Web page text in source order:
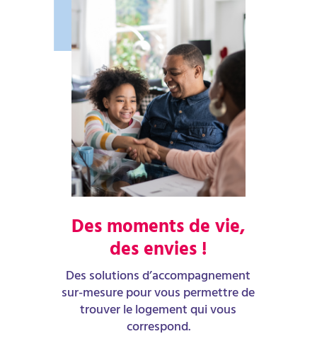
Des moments de vie,
des envies !
Des solutions d’accompagnement
sur-mesure pour vous permettre de
trouver le logement qui vous
correspond.